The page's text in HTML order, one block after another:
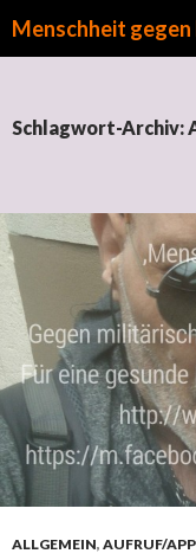
Schlagwort-Archiv:
ALLGEMEIN, AUFRUF/